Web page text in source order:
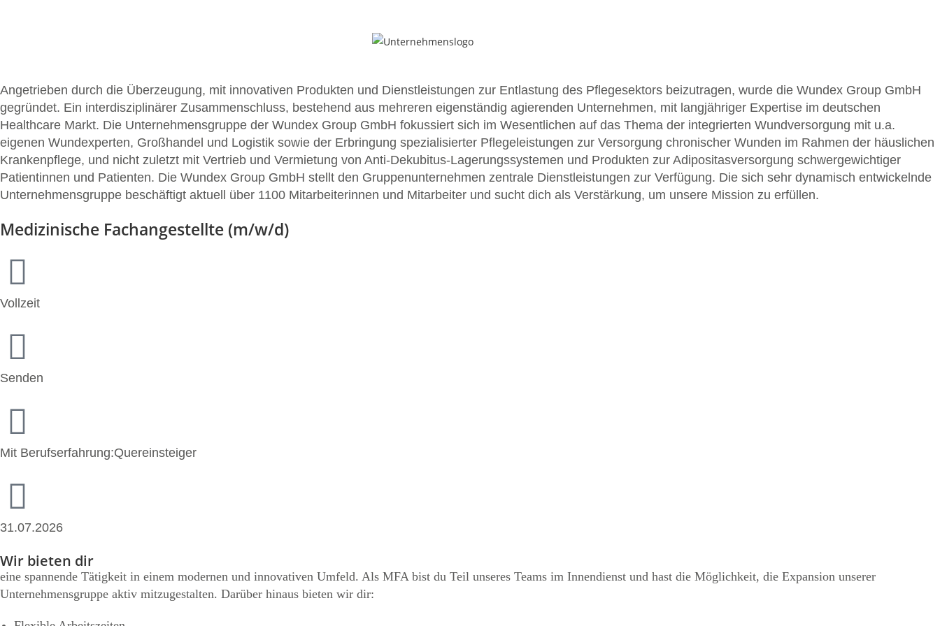
Angetrieben durch die Überzeugung, mit innovativen Produkten und Dienstleistungen zur Entlastung des Pflegesektors beizutragen, wurde die Wundex Group GmbH
gegründet. Ein interdisziplinärer Zusammenschluss, bestehend aus mehreren eigenständig agierenden Unternehmen, mit langjähriger Expertise im deutschen
Healthcare Markt. Die Unternehmensgruppe der Wundex Group GmbH fokussiert sich im Wesentlichen auf das Thema der integrierten Wundversorgung mit u.a.
eigenen Wundexperten, Großhandel und Logistik sowie der Erbringung spezialisierter Pflegeleistungen zur Versorgung chronischer Wunden im Rahmen der häuslichen
Krankenpflege, und nicht zuletzt mit Vertrieb und Vermietung von Anti-Dekubitus-Lagerungssystemen und Produkten zur Adipositasversorgung schwergewichtiger
Patientinnen und Patienten. Die Wundex Group GmbH stellt den Gruppenunternehmen zentrale Dienstleistungen zur Verfügung. Die sich sehr dynamisch entwickelnde
Unternehmensgruppe beschäftigt aktuell über 1100 Mitarbeiterinnen und Mitarbeiter und sucht dich als Verstärkung, um unsere Mission zu erfüllen.
Medizinische Fachangestellte (m/w/d)
Vollzeit
Senden
Mit Berufserfahrung:Quereinsteiger
31.07.2026
Wir bieten dir
eine spannende Tätigkeit in einem modernen und innovativen Umfeld. Als MFA bist du Teil unseres Teams im Innendienst und hast die Möglichkeit, die Expansion unserer
Unternehmensgruppe aktiv mitzugestalten. Darüber hinaus bieten wir dir: